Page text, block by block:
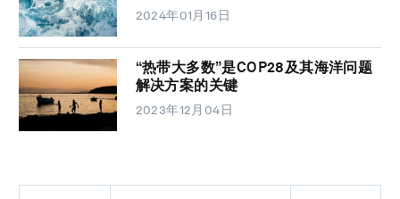
2024年01月16日
“热带大多数”是COP28及其海洋问题
解决方案的关键
2023年12月04日